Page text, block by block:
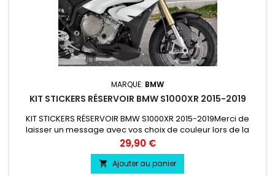
MARQUE: BMW
KIT STICKERS RÉSERVOIR BMW S1000XR 2015-2019
KIT STICKERS RÉSERVOIR BMW S1000XR 2015-2019Merci de
laisser un message avec vos choix de couleur lors de la
commande COULEUR AU CHOIX vinyle professionnel très
résistant résiste a l'eau, essence, chaleur, froid.
Prix
29,90 €
 Ajouter au panier